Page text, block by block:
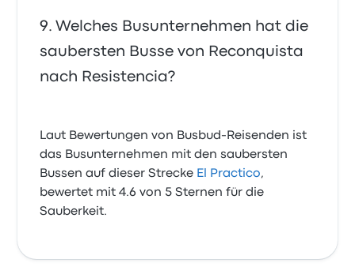
Welches Busunternehmen hat die
saubersten Busse von Reconquista
nach Resistencia?
Laut Bewertungen von Busbud-Reisenden ist
das Busunternehmen mit den saubersten
Bussen auf dieser Strecke El Practico,
bewertet mit 4.6 von 5 Sternen für die
Sauberkeit.